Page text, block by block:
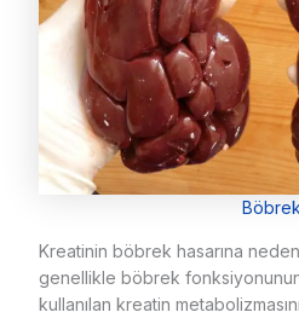
Böbrek
Kreatinin böbrek hasarına
genellikle böbrek
kullanılan kreatin